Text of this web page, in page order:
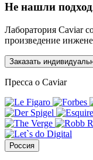
Не нашли
Лаборатория Caviar
произведение
Заказать
Пресса о Caviar
Россия